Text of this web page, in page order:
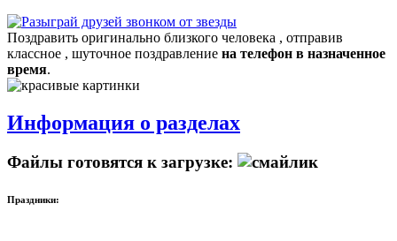
Поздравить оригинально близкого человека , отправив
классное , шуточное поздравление на телефон в назначенное
время.
Информация о разделах
Файлы готовятся к загрузке:
Праздники: